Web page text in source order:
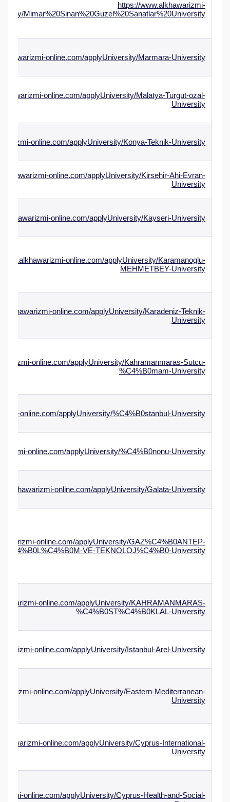
https://www.alkhawarizmi-
Mimar%20Sinan%20Guzel%20Sanatlar%20University
online.com/applyUniversity/Marmara-University
online.com/applyUniversity/Malatya-Turgut-ozal-
University
online.com/applyUniversity/Konya-Teknik-University
online.com/applyUniversity/Kirsehir-Ahi-Evran-
University
online.com/applyUniversity/Kayseri-University
online.com/applyUniversity/Karamanoglu-
MEHMETBEY-University
online.com/applyUniversity/Karadeniz-Teknik-
University
online.com/applyUniversity/Kahramanmaras-Sutcu-
%C4%B0mam-University
online.com/applyUniversity/%C4%B0stanbul-University
online.com/applyUniversity/%C4%B0nonu-University
online.com/applyUniversity/Galata-University
online.com/applyUniversity/GAZ%C4%B0ANTEP-
VE-TEKNOLOJ%C4%B0-University
online.com/applyUniversity/KAHRAMANMARAS-
%C4%B0ST%C4%B0KLAL-University
online.com/applyUniversity/Istanbul-Arel-University
online.com/applyUniversity/Eastern-Mediterranean-
University
online.com/applyUniversity/Cyprus-International-
University
online.com/applyUniversity/Cyprus-Health-and-Social-